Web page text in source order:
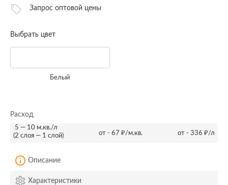
Запрос оптовой цены
Выбрать цвет
Белый
Расход
5 — 10 м.кв./л
(2 слоя — 1 слой)
от - 67 ₽/м.кв. от - 336 ₽/л
Описание
Характеристики